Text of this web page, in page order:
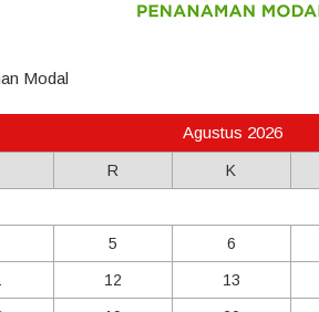
Modal
Agustus 2026
R K
5 6
12 13